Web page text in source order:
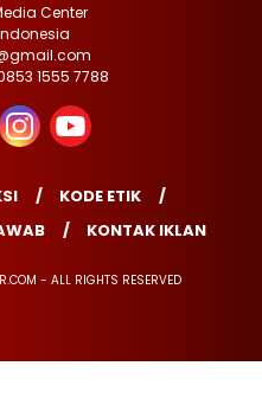
Center
1555 7788
KODE ETIK
KONTAK IKLAN
- ALL RIGHTS RESERVED